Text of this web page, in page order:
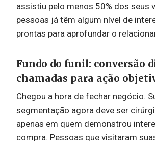
assistiu pelo menos 50% dos seus
pessoas já têm algum nível de
prontas para aprofundar o
Fundo do funil: conversão
chamadas para ação
Chegou a hora de fechar negócio.
segmentação agora deve ser
apenas em quem demonstrou
compra. Pessoas que visitaram